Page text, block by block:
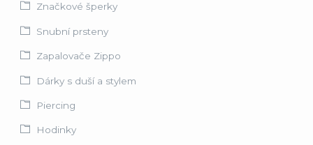
Značkové šperky
Snubní prsteny
Zapalovače Zippo
Dárky s duší a stylem
Piercing
Hodinky